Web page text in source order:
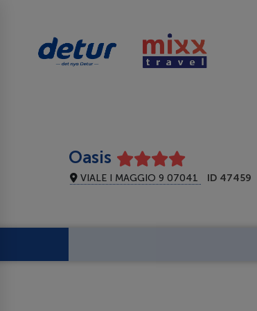
Oasis
VIALE I MAGGIO 9 07041 ID 47459